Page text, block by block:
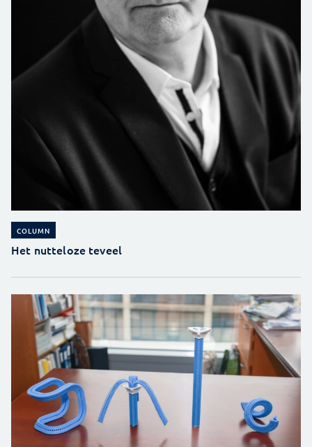
COLUMN
Het nutteloze teveel